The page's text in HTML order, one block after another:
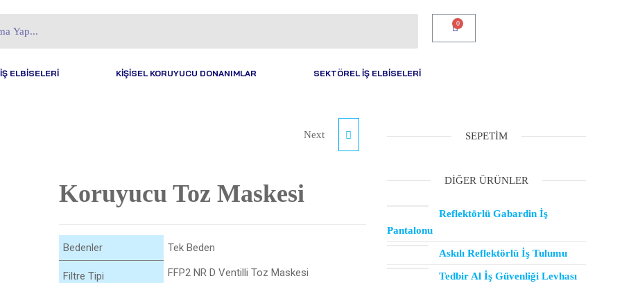
İŞ ELBİSELERİ KİŞİSEL KORUYUCU DONANIMLAR SEKTÖREL İŞ ELBİSELERİ
Next
Koruyucu Toz Maskesi
Bedenler Tek Beden
Filtre Tipi FFP2 NR D Ventilli Toz Maskesi
SEPETIM
DIĞER ÜRÜNLER
Reflektörlü Gabardin İş
Pantalonu
Askılı Reflektörlü İş Tulumu
Tedbir Al İş Güvenliği Levhası